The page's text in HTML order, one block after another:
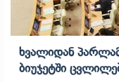
Ხვალიდან
Ბიუჯეტში